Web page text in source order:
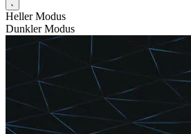
Heller Modus
Dunkler Modus